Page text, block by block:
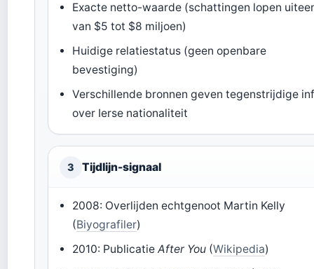
Exacte netto-waarde (schattingen lopen
van $5 tot $8 miljoen)
Huidige relatiestatus (geen openbare
bevestiging)
Verschillende bronnen geven tegenstrijdige
over Ierse nationaliteit
3 Tijdlijn-signaal
2008: Overlijden echtgenoot Martin Kelly
(Biyografiler)
2010: PublicatieAfter You (Wikipedia)